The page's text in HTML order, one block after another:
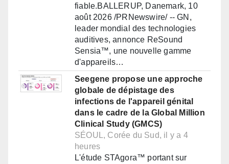
fiable.BALLERUP, Danemark, 10
août 2026 /PRNewswire/ -- GN,
leader mondial des technologies
auditives, annonce ReSound
Sensia™, une nouvelle gamme
d'appareils…
Seegene propose une approche
globale de dépistage des
infections de l'appareil génital
dans le cadre de la Global Million
Clinical Study (GMCS)
SÉOUL, Corée du Sud, il y a 4
heures
L'étude STAgora™ portant sur